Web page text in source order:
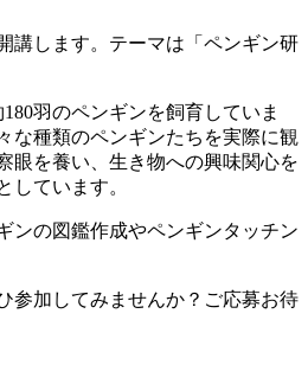
講します。テーマは「ペンギン研
羽のペンギンを飼育していま
な種類のペンギンたちを実際に観
眼を養い、生き物への興味関心を
しています。
ンの図鑑作成やペンギンタッチン
参加してみませんか？ご応募お待